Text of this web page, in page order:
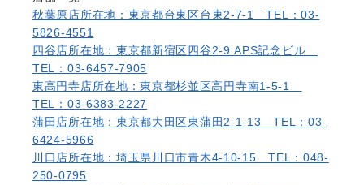
秋葉原店所在地：東京都台東区台東2-7-1 TEL：03-
5826-4551
四谷店所在地：東京都新宿区四谷2-9 APS記念ビル
TEL：03-6457-7905
東高円寺店所在地：東京都杉並区高円寺南1-5-1
TEL：03-6383-2227
蒲田店所在地：東京都大田区東蒲田2-1-13 TEL：03-
6424-5966
川口店所在地：埼玉県川口市青木4-10-15 TEL：048-
250-0795